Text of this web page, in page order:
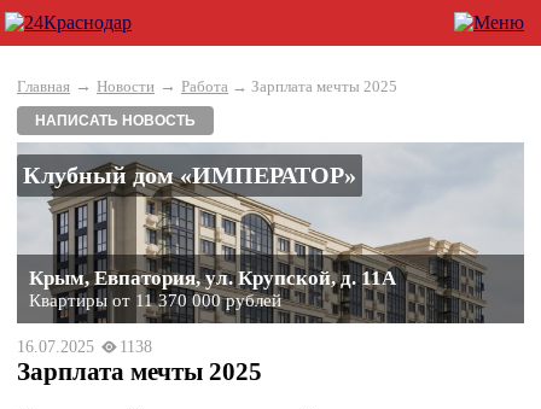
Главная → Новости → Работа → Зарплата мечты 2025
НАПИСАТЬ НОВОСТЬ
Клубный дом «ИМПЕРАТОР»
Крым, Евпатория, ул. Крупской, д. 11А
Квартиры от 11 370 000 рублей
16.07.2025 1138
Зарплата мечты 2025